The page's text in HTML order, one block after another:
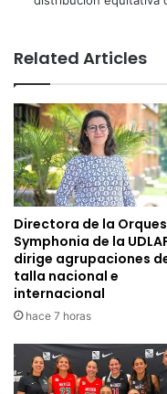
Related Articles
Directora de la
Symphonia de la
dirige agrupaciones
talla nacional e
internacional
hace 7 horas